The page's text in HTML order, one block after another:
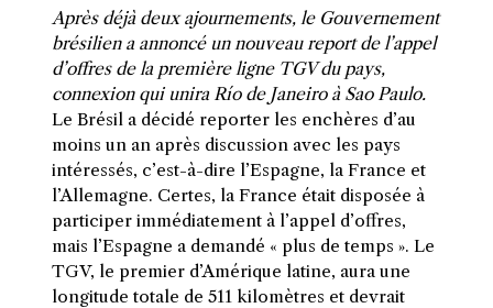
Après déjà deux ajournements, le Gouvernement
brésilien a annoncé un nouveau report de l’appel
d’offres de la première ligne TGV du pays,
connexion qui unira Río de Janeiro à Sao Paulo.
Le Brésil a décidé reporter les enchères d’au
moins un an après discussion avec les pays
intéressés, c’est-à-dire l’Espagne, la France et
l’Allemagne. Certes, la France était disposée à
participer immédiatement à l’appel d’offres,
mais l’Espagne a demandé « plus de temps ». Le
TGV, le premier d’Amérique latine, aura une
longitude totale de 511 kilomètres et devrait